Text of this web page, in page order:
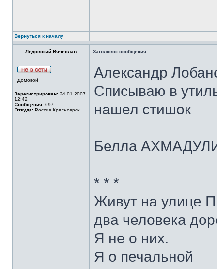
Вернуться к началу
Ледовский Вячеслав Заголовок сообщения:
Домовой
Зарегистрирован: 24.01.2007
12:42
Сообщения: 697
Откуда: Россия,Красноярск
Александр
Списываю в
нашел стишок
Белла
* * *
Живут на улице
два человека
Я не о них.
Я о печальной